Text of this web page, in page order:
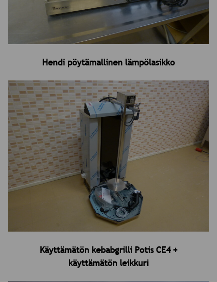
Hendi pöytämallinen lämpölasikko
Käyttämätön kebabgrilli Potis CE4 +
käyttämätön leikkuri